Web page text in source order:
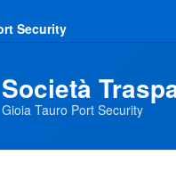
Security
Società
Gioia Tauro Port Security